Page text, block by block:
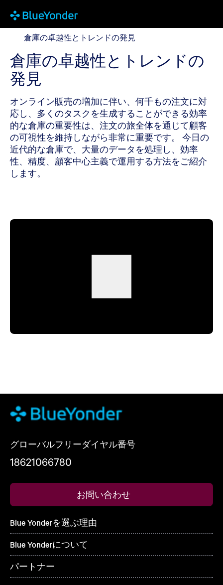
倉庫の卓越性とトレンドの発見
倉庫の卓越性とトレンドの発見
倉庫の卓越性とトレンドの
発見
オンライン販売の増加に伴い、何千もの注文に対
応し、多くのタスクを生成することができる効率
的な倉庫の重要性は、注文の旅全体を通じて顧客
の可視性を維持しながら非常に重要です。 今日の
近代的な倉庫で、大量のデータを処理し、効率
性、精度、顧客中心主義で運用する方法をご紹介
します。
グローバルフリーダイヤル番号
18621066780
お問い合わせ
Blue Yonderを選ぶ理由
Blue Yonderについて
パートナー